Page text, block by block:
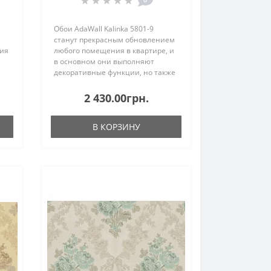
Обои AdaWall Kalinka 5801-9
станут прекрасным обновлением
любого помещения в квартире, и
в основном они выполняют
декоративные функции, но также
помещения, не забывайте об
этом, так как, покрывается вся
стена от потолка..
2 430.00грн.
В КОРЗИНУ